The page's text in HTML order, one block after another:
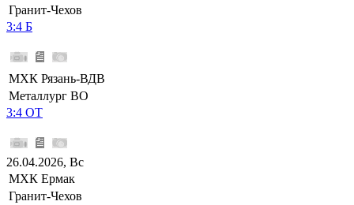
Гранит-Чехов
3:4 Б
МХК Рязань-ВДВ
Металлург ВО
3:4 ОТ
26.04.2026, Вс
МХК Ермак
Гранит-Чехов